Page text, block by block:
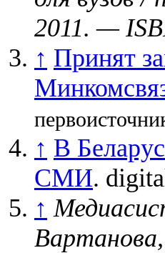
2011. —
↑ Принят
↑ В
СМИ.
↑